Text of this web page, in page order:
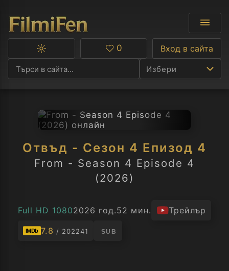
Избери
Ф
А
Превключване
тъмна
Любими
0 Вход в сайта
Отвъд - Сезон 4 Епизод 4
From - Season 4 Episode 4
(2026)
Full HD 10802026 год.52 мин. Трейлър
IMDb 7.8 / 202241 SUB